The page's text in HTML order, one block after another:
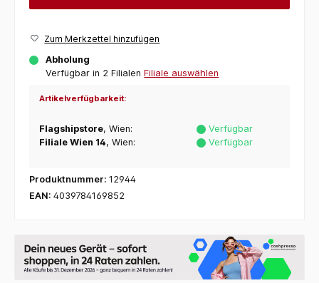
Zum Merkzettel hinzufügen
Abholung
Verfügbar in 2 Filialen Filiale auswählen
Artikelverfügbarkeit:
Flagshipstore, Wien:
Verfügbar
Filiale Wien 14, Wien: Verfügbar
Produktnummer: 12944
EAN: 4039784169852